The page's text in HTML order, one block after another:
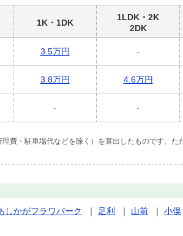
1K・1DK
1LDK・2K
2DK
3.5万円 -
3.8万円 4.6万円
- -
費・駐車場代などを除く）を算出したものです。た
しかがフラワパーク ｜ 足利 ｜ 山前 ｜ 小俣